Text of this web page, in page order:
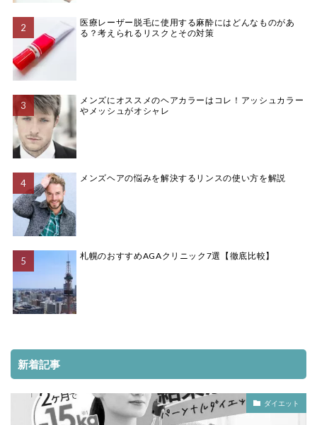
医療レーザー脱毛に使用する麻酔にはどんなものがあ
る？考えられるリスクとその対策
メンズにオススメのヘアカラーはコレ！アッシュカラー
やメッシュがオシャレ
メンズヘアの悩みを解決するリンスの使い方を解説
札幌のおすすめAGAクリニック7選【徹底比較】
新着記事
ダイエット